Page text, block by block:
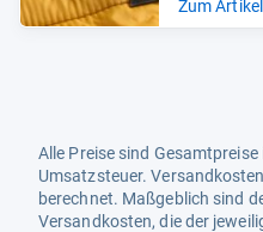
Zum Artikel
Alle Preise sind
Umsatzsteuer.
berechnet. Maßgeblich sind
Versandkosten, die der